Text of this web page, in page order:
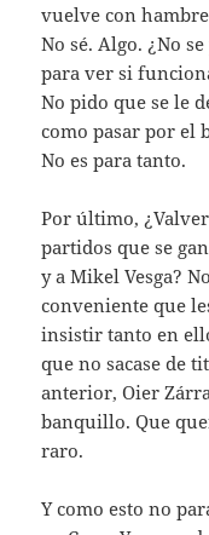
vuelve con
No sé. Algo. ¿No
para ver si
No pido que se le
como pasar por el
No es para tanto.
Por último,
partidos que se
y a Mikel Vesga?
conveniente que
insistir tanto en
que no sacase de
anterior, Oier
banquillo. Que
raro.
Y como esto no